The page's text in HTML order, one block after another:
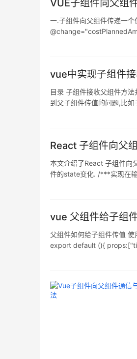
VUE子组件向父组
一.子组件向父组件传递一
vue中实现子组件
目录 子组件接收父组件方
到父子组件传值的问题,比
React 子组件向父
本文介绍了React 子组件向
件的state变化. /***实现在
vue 父组件给子组
父组件如何给子组件传值
export default (){